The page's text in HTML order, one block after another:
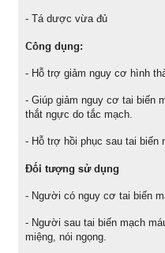
- Tá dược vừa đủ
Công dụng:
- Hỗ trợ giảm nguy cơ hình
- Giúp giảm nguy cơ tai biến
thắt ngực do tắc mạch.
- Hỗ trợ hồi phục sau tai biến
Đối tượng sử dụng
- Người có nguy cơ tai biến
- Người sau tai biến mạch
miệng, nói ngọng.